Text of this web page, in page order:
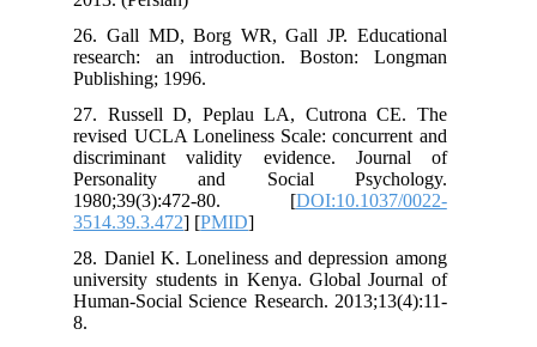
26. Gall MD, Borg WR, Gall JP.
research: an introduction. Boston:
27. Russell D, Peplau LA, Cutrona
revised UCLA Loneliness Scale:
discriminant validity evidence.
Personality and Social
1980;39(3):472-80. [
3514.39.3.472
28. Daniel K. Loneliness and
university students in Kenya. Global
Human-Social Science Research.